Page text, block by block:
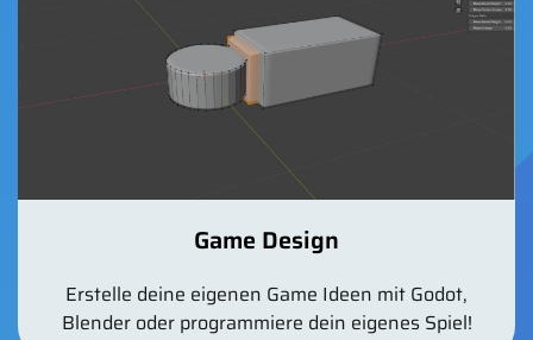
Game Design
Erstelle deine eigenen Game Ideen mit Godot,
Blender oder programmiere dein eigenes Spiel!